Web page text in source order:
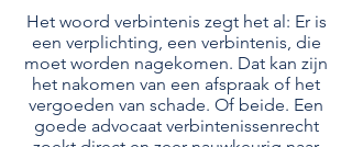
Het woord verbintenis zegt het al: Er is
een verplichting, een verbintenis, die
moet worden nagekomen. Dat kan zijn
het nakomen van een afspraak of het
vergoeden van schade. Of beide. Een
goede advocaat verbintenissenrecht